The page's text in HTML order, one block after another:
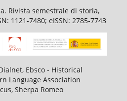
Rivista semestrale di storia,
1121-7480; eISSN: 2785-7743
Ebsco - Historical
Language Association
Sherpa Romeo